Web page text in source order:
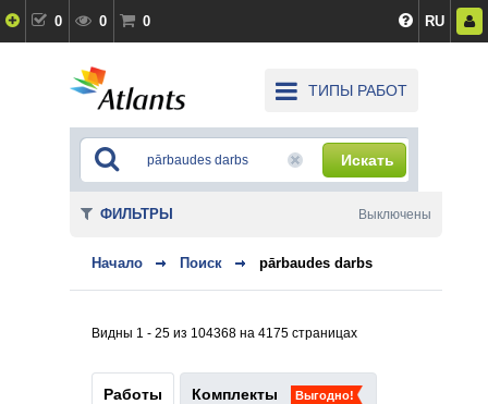
0 0 0 RU
ТИПЫ РАБОТ
Искать
Начало Поиск pārbaudes darbs
Видны 1 - 25 из 104368 на 4175 страницах
Работы Комплекты Выгодно!
ФИЛЬТРЫ Выключены